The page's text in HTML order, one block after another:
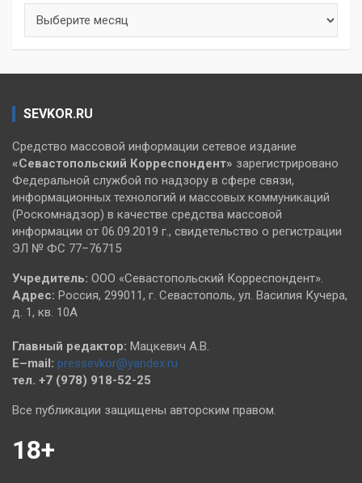
SEVKOR.RU
Средство массовой информации сетевое издание
«Севастопольский Корреспондент» зарегистрировано
Федеральной службой по надзору в сфере связи,
информационных технологий и массовых коммуникаций
(Роскомнадзор) в качестве средства массовой
информации от 06.09.2019 г., свидетельство о регистрации
ЭЛ № ФС 77–76715
Учредитель: ООО «Севастопольский Корреспондент».
Адрес: Россия, 299011, г. Севастополь, ул. Василия Кучера,
д. 1, кв. 10А
Главный редактор: Мацкевич А.В.
E–mail: pressevkor@yandex.ru
тел. +7 (978) 918-52-25
Все публикации защищены авторским правом.
18+